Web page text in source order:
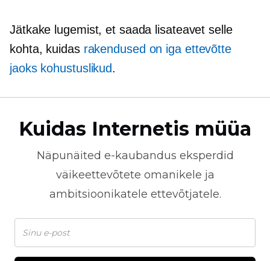
Jätkake lugemist, et saada lisateavet selle
kohta, kuidas rakendused on iga ettevõtte
jaoks kohustuslikud.
Kuidas Internetis müüa
Näpunäited e-kaubandus eksperdid
väikeettevõtete omanikele ja
ambitsioonikatele ettevõtjatele.